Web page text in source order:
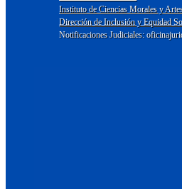
Instituto de Ciencias Morales y
Dirección de Inclusión y Equidad
Notificaciones Judiciales: